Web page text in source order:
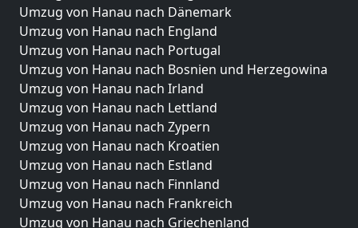
Umzug von Hanau nach Dänemark
Umzug von Hanau nach England
Umzug von Hanau nach Portugal
Umzug von Hanau nach Bosnien und Herzegowina
Umzug von Hanau nach Irland
Umzug von Hanau nach Lettland
Umzug von Hanau nach Zypern
Umzug von Hanau nach Kroatien
Umzug von Hanau nach Estland
Umzug von Hanau nach Finnland
Umzug von Hanau nach Frankreich
Umzug von Hanau nach Griechenland